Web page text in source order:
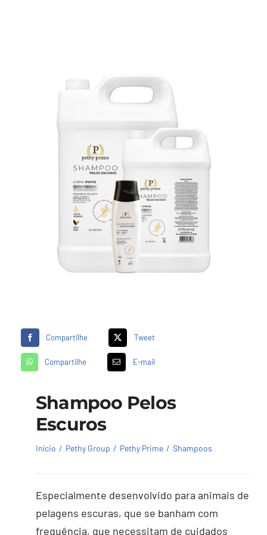
Compartilhe Tweet
Compartilhe E-mail
Shampoo Pelos
Escuros
Início Pethy Group Pethy Prime Shampoos
Especialmente desenvolvido para animais de
pelagens escuras, que se banham com
frequência, que necessitam de cuidados